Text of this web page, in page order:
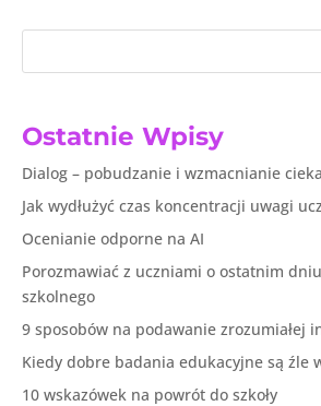
Ostatnie Wpisy
Dialog – pobudzanie i wzmacnianie
Jak wydłużyć czas koncentracji uwagi
Ocenianie odporne na AI
Porozmawiać z uczniami o ostatnim
szkolnego
9 sposobów na podawanie zrozumiałej
Kiedy dobre badania edukacyjne są źle
10 wskazówek na powrót do szkoły